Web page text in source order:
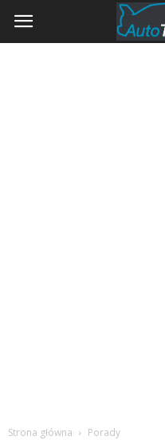
AutoTydzien.pl
Strona główna Porady